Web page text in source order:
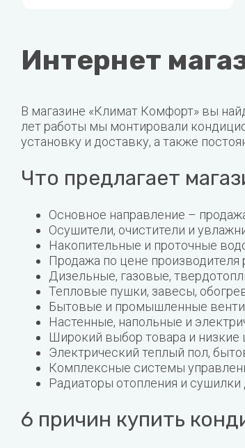
Интернет
В магазине «Климат Комфорт» вы
лет работы мы монтировали
установку и доставку, а также
Что предлагает
Основное направление –
Осушители, очистители и
Накопительные и проточные
Продажа по цене
Дизельные, газовые,
Тепловые пушки, завесы,
Бытовые и промышленные
Настенные, напольные и
Широкий выбор товара и
Электрический теплый пол,
Комплексные системы
Радиаторы отопления и сушилки
6 причин купить